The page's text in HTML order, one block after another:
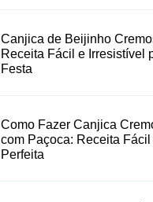
Canjica de Beijinho
Receita Fácil e Irresistível
Festa
Como Fazer Canjica
com Paçoca: Receita Fácil
Perfeita